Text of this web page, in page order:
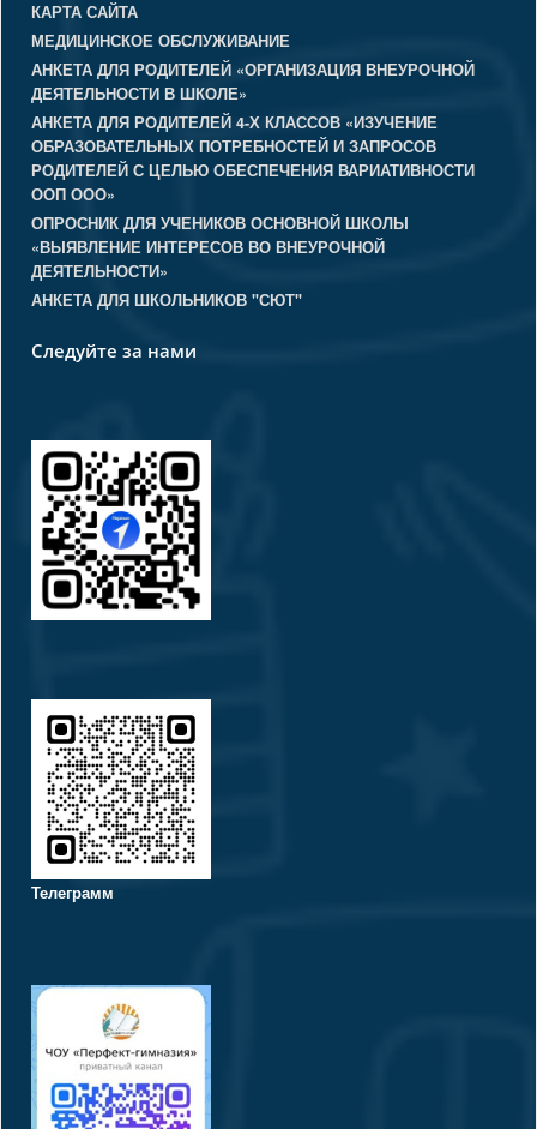
КАРТА САЙТА
МЕДИЦИНСКОЕ ОБСЛУЖИВАНИЕ
АНКЕТА ДЛЯ РОДИТЕЛЕЙ «ОРГАНИЗАЦИЯ ВНЕУРОЧНОЙ
ДЕЯТЕЛЬНОСТИ В ШКОЛЕ»
АНКЕТА ДЛЯ РОДИТЕЛЕЙ 4-Х КЛАССОВ «ИЗУЧЕНИЕ
ОБРАЗОВАТЕЛЬНЫХ ПОТРЕБНОСТЕЙ И ЗАПРОСОВ
РОДИТЕЛЕЙ С ЦЕЛЬЮ ОБЕСПЕЧЕНИЯ ВАРИАТИВНОСТИ
ООП ООО»
ОПРОСНИК ДЛЯ УЧЕНИКОВ ОСНОВНОЙ ШКОЛЫ
«ВЫЯВЛЕНИЕ ИНТЕРЕСОВ ВО ВНЕУРОЧНОЙ
ДЕЯТЕЛЬНОСТИ»
АНКЕТА ДЛЯ ШКОЛЬНИКОВ "СЮТ"
Следуйте за нами
Телеграмм